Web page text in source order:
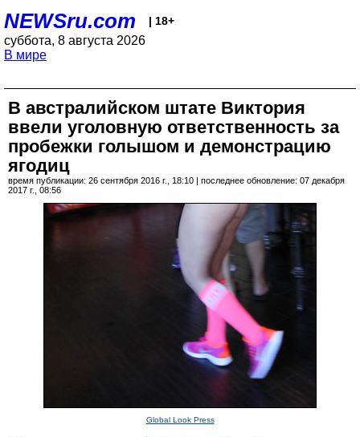
NEWSru.com | 18+
суббота, 8 августа 2026
В мире
В австралийском штате Виктория
ввели уголовную ответственность за
пробежки голышом и демонстрацию
ягодиц
время публикации: 26 сентября 2016 г., 18:10 | последнее обновление: 07 декабря
2017 г., 08:56
Global Look Press